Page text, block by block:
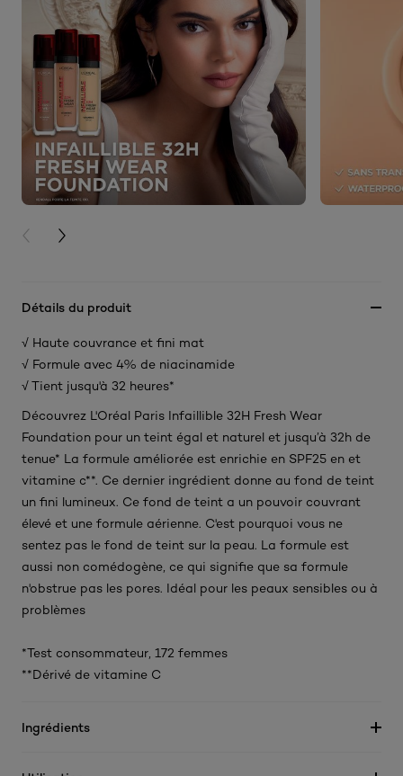
PREVIOUS CARD
NEXT CARD
Détails du produit
√ Haute couvrance et fini mat
√ Formule avec 4% de niacinamide
√ Tient jusqu'à 32 heures*
Découvrez L'Oréal Paris Infaillible 32H Fresh Wear
Foundation pour un teint égal et naturel et jusqu’à 32h de
tenue* La formule améliorée est enrichie en SPF25 en et
vitamine c**. Ce dernier ingrédient donne au fond de teint
un fini lumineux. Ce fond de teint a un pouvoir couvrant
élevé et une formule aérienne. C'est pourquoi vous ne
sentez pas le fond de teint sur la peau. La formule est
aussi non comédogène, ce qui signifie que sa formule
n'obstrue pas les pores. Idéal pour les peaux sensibles ou à
problèmes
*Test consommateur, 172 femmes
**Dérivé de vitamine C
Ingrédients